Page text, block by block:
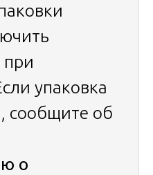
при
упаковка
сообщите об
о